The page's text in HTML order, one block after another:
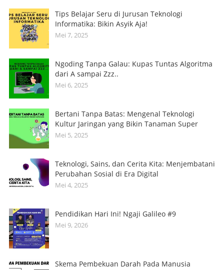
Tips Belajar Seru di Jurusan Teknologi
Informatika: Bikin Asyik Aja!
Mei 7, 2025
Ngoding Tanpa Galau: Kupas Tuntas Algoritma
dari A sampai Zzz..
Mei 6, 2025
Bertani Tanpa Batas: Mengenal Teknologi
Kultur Jaringan yang Bikin Tanaman Super
Mei 5, 2025
Teknologi, Sains, dan Cerita Kita: Menjembatani
Perubahan Sosial di Era Digital
Mei 4, 2025
Pendidikan Hari Ini! Ngaji Galileo #9
Mei 9, 2026
Skema Pembekuan Darah Pada Manusia